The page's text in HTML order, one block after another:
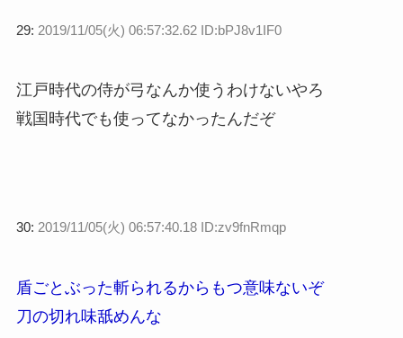
29: 2019/11/05(火) 06:57:32.62 ID:bPJ8v1IF0
江戸時代の侍が弓なんか使うわけないやろ
戦国時代でも使ってなかったんだぞ
30: 2019/11/05(火) 06:57:40.18 ID:zv9fnRmqp
盾ごとぶった斬られるからもつ意味ないぞ
刀の切れ味舐めんな